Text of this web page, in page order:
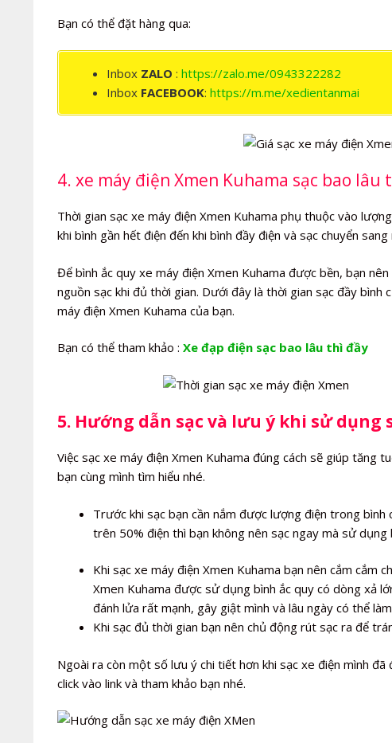
Bạn có thể đặt hàng qua:
Inbox ZALO : https://zalo.me/0943322282
Inbox FACEBOOK: https://m.me/xedientanmai
4. xe máy điện Xmen Kuhama sạc bao lâu
Thời gian sạc xe máy điện Xmen Kuhama phụ thuộc vào
khi bình gần hết điện đến khi bình đầy điện và sạc chuyển
Để bình ắc quy xe máy điện Xmen Kuhama được bền, bạn
nguồn sạc khi đủ thời gian. Dưới đây là thời gian sạc đầy
máy điện Xmen Kuhama của bạn.
Bạn có thể tham khảo : Xe đạp điện sạc bao lâu thì đầy
5. Hướng dẫn sạc và lưu ý khi sử dụng
Việc sạc xe máy điện Xmen Kuhama đúng cách sẽ giúp tăng
bạn cùng mình tìm hiểu nhé.
Trước khi sạc bạn cần nắm được lượng điện trong bình
trên 50% điện thì bạn không nên sạc ngay mà sử dụng
Khi sạc xe máy điện Xmen Kuhama bạn nên cắm cắm
Xmen Kuhama được sử dụng bình ắc quy có dòng xả
đánh lửa rất mạnh, gây giật mình và lâu ngày có thể
Khi sạc đủ thời gian bạn nên chủ động rút sạc ra để
Ngoài ra còn một số lưu ý chi tiết hơn khi sạc xe điện mình đã
click vào link và tham khảo bạn nhé.